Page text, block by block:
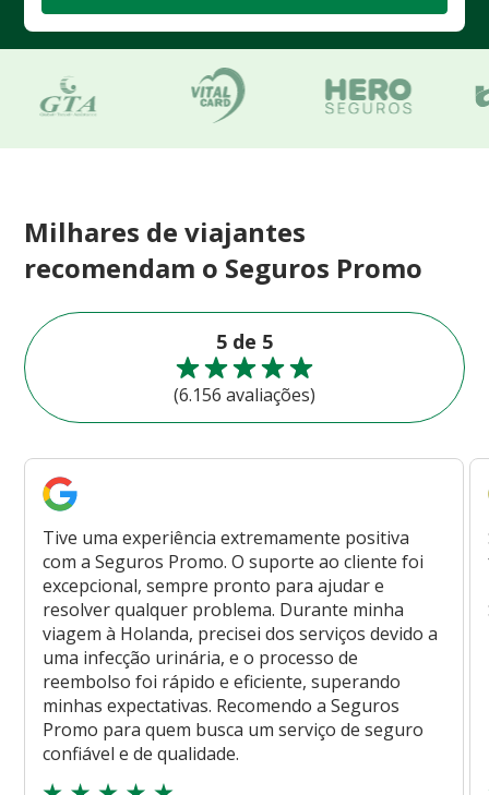
Milhares de viajantes
recomendam o Seguros Promo
5 de 5
(6.156 avaliações)
Tive uma experiência extremamente positiva
com a Seguros Promo. O suporte ao cliente foi
excepcional, sempre pronto para ajudar e
resolver qualquer problema. Durante minha
viagem à Holanda, precisei dos serviços devido a
uma infecção urinária, e o processo de
reembolso foi rápido e eficiente, superando
minhas expectativas. Recomendo a Seguros
Promo para quem busca um serviço de seguro
confiável e de qualidade.